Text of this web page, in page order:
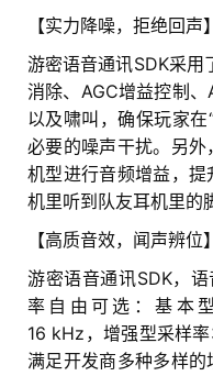
原
创
游
戏
业
界
机
游
戏
【实力降噪，拒绝回声】
游密语音通讯SDK采用
消除、AGC增益控制
以及啸叫，确保玩家
必要的噪声干扰。另
机型进行音频增益，
机里听到队友耳机里的
【高质音效，闻声辨位】
游密语音通讯SDK，
率自由可选：基本
16 kHz，增强型采样
满足开发商多种多样